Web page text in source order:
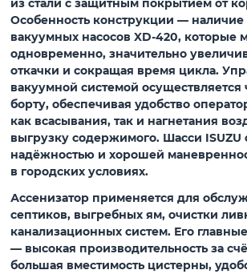
из стали с защитным покрытием от
Особенность конструкции — наличие
вакуумных насосов XD-420, которые
одновременно, значительно
откачки и сокращая время цикла.
вакуумной системой осуществляется
борту, обеспечивая удобство
как всасывания, так и нагнетания
выгрузку содержимого. Шасси ISUZU
надёжностью и хорошей
в городских условиях.
Ассенизатор применяется для
септиков, выгребных ям, очистки
канализационных систем. Его
— высокая производительность за
большая вместимость цистерны,